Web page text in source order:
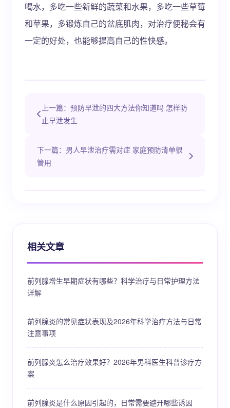
喝水，多吃一些新鲜的蔬菜和水果，多吃一些草莓
和苹果，多锻炼自己的盆底肌肉，对治疗便秘会有
一定的好处，也能够提高自己的性快感。
上一篇：预防早泄的四大方法你知道吗 怎样防
止早泄发生
下一篇：男人早泄治疗需对症 家庭预防清单很
管用
相关文章
前列腺增生早期症状有哪些？科学治疗与日常护理方法
详解
前列腺炎的常见症状表现及2026年科学治疗方法与日常
注意事项
前列腺炎怎么治疗效果好？2026年男科医生科普诊疗方
案
前列腺炎是什么原因引起的，日常需要避开哪些诱因